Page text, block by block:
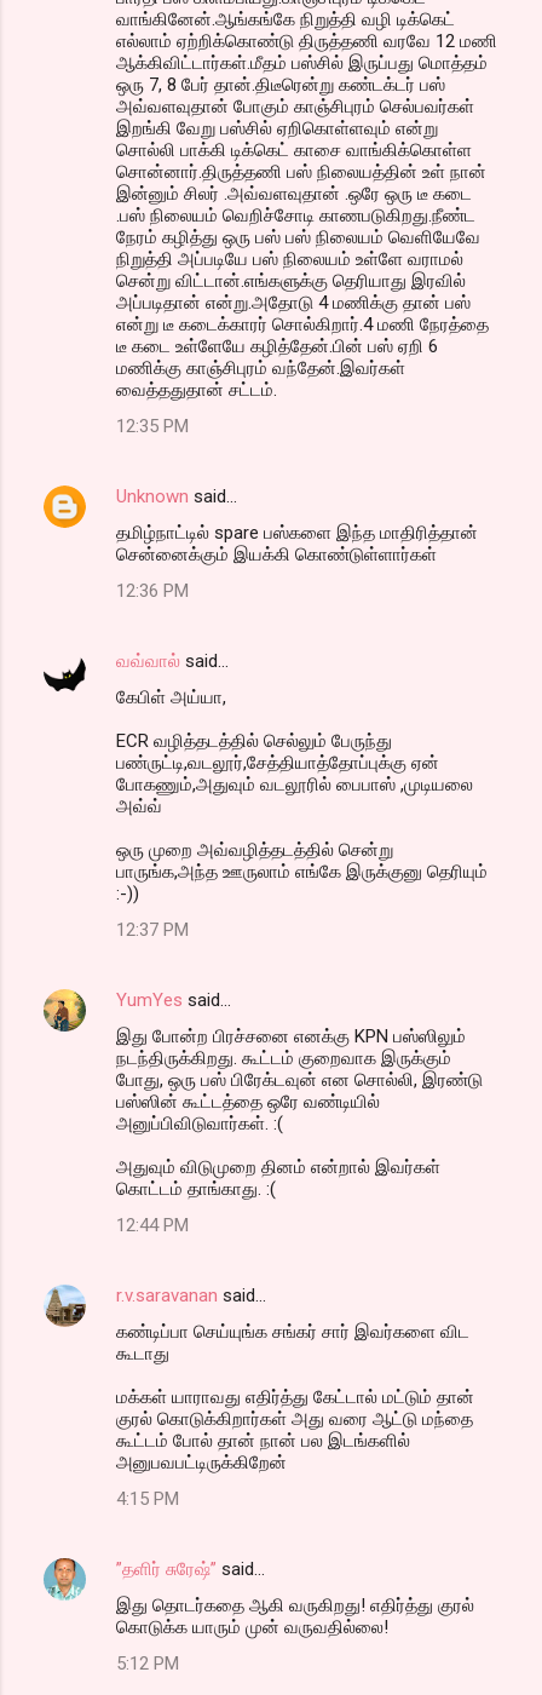
வாங்கினேன்.ஆங்கங்கே நிறுத்தி வழி டிக்கெட்
எல்லாம் ஏற்றிக்கொண்டு திருத்தணி வரவே 12 மணி
ஆக்கிவிட்டார்கள்.மீதம் பஸ்சில் இருப்பது மொத்தம்
ஒரு 7, 8 பேர் தான்.திடீரென்று கண்டக்டர் பஸ்
அவ்வளவுதான் போகும் காஞ்சிபுரம் செல்பவர்கள்
இறங்கி வேறு பஸ்சில் ஏறிகொள்ளவும் என்று
சொல்லி பாக்கி டிக்கெட் காசை வாங்கிக்கொள்ள
சொன்னார்.திருத்தணி பஸ் நிலையத்தின் உள் நான்
இன்னும் சிலர் .அவ்வளவுதான் .ஒரே ஒரு டீ கடை
.பஸ் நிலையம் வெறிச்சோடி காணபடுகிறது.நீண்ட
நேரம் கழித்து ஒரு பஸ் பஸ் நிலையம் வெளியேவே
நிறுத்தி அப்படியே பஸ் நிலையம் உள்ளே வராமல்
சென்று விட்டான்.எங்களுக்கு தெரியாது இரவில்
அப்படிதான் என்று.அதோடு 4 மணிக்கு தான் பஸ்
என்று டீ கடைக்காரர் சொல்கிறார்.4 மணி நேரத்தை
டீ கடை உள்ளேயே கழித்தேன்.பின் பஸ் ஏறி 6
மணிக்கு காஞ்சிபுரம் வந்தேன்.இவர்கள்
வைத்ததுதான் சட்டம்.
12:35 PM
Unknown said…
தமிழ்நாட்டில் spare பஸ்களை இந்த மாதிரித்தான்
சென்னைக்கும் இயக்கி கொண்டுள்ளார்கள்
12:36 PM
வவ்வால் said…
கேபிள் அய்யா,
ECR வழித்தடத்தில் செல்லும் பேருந்து
பண்ருட்டி,வடலூர்,சேத்தியாத்தோப்புக்கு ஏன்
போகணும்,அதுவும் வடலூரில் பைபாஸ் ,முடியலை
அவ்வ்
ஒரு முறை அவ்வழித்தடத்தில் சென்று
பாருங்க,அந்த ஊருலாம் எங்கே இருக்குனு தெரியும்
:-))
12:37 PM
YumYes said…
இது போன்ற பிரச்சனை எனக்கு KPN பஸ்ஸிலும்
நடந்திருக்கிறது. கூட்டம் குறைவாக இருக்கும்
போது, ஒரு பஸ் பிரேக்டவுன் என சொல்லி, இரண்டு
பஸ்ஸின் கூட்டத்தை ஒரே வண்டியில்
அனுப்பிவிடுவார்கள். :(
அதுவும் விடுமுறை தினம் என்றால் இவர்கள்
கொட்டம் தாங்காது. :(
12:44 PM
r.v.saravanan said…
கண்டிப்பா செய்யுங்க சங்கர் சார் இவர்களை விட
கூடாது
மக்கள் யாராவது எதிர்த்து கேட்டால் மட்டும் தான்
குரல் கொடுக்கிறார்கள் அது வரை ஆட்டு மந்தை
கூட்டம் போல் தான் நான் பல இடங்களில்
அனுபவபட்டிருக்கிறேன்
4:15 PM
”தளிர் சுரேஷ்” said…
இது தொடர்கதை ஆகி வருகிறது! எதிர்த்து குரல்
கொடுக்க யாரும் முன் வருவதில்லை!
5:12 PM